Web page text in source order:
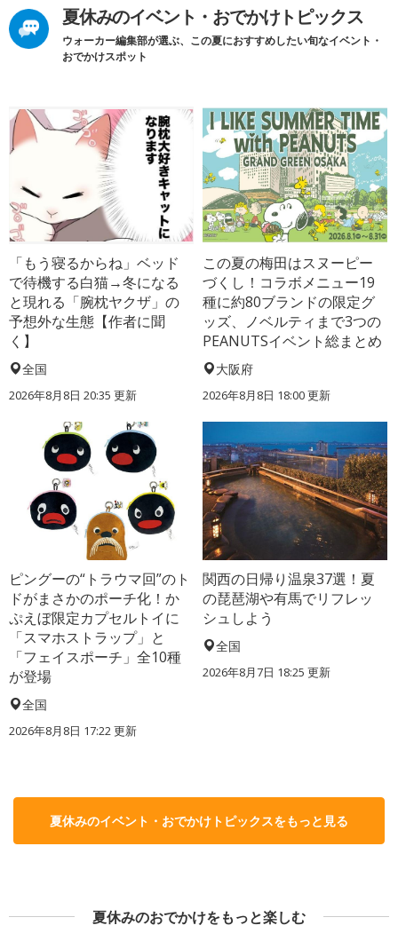
夏休みのイベント・おでかけトピックス
ウォーカー編集部が選ぶ、この夏におすすめしたい旬なイベント・
おでかけスポット
「もう寝るからね」ベッド
で待機する白猫→冬になる
と現れる「腕枕ヤクザ」の
予想外な生態【作者に聞
く】
全国
2026年8月8日 20:35 更新
この夏の梅田はスヌーピー
づくし！コラボメニュー19
種に約80ブランドの限定グ
ッズ、ノベルティまで3つの
PEANUTSイベント総まとめ
大阪府
2026年8月8日 18:00更新
ピングーの“トラウマ回”のト
ドがまさかのポーチ化！か
ぷえぼ限定カプセルトイに
「スマホストラップ」と
「フェイスポーチ」全10種
が登場
全国
2026年8月8日 17:22更新
関西の日帰り温泉37選！夏
の琵琶湖や有馬でリフレッ
シュしよう
全国
2026年8月7日 18:25 更新
夏休みのイベント・おでかけトピックスをもっと見る
夏休みのおでかけをもっと楽しむ